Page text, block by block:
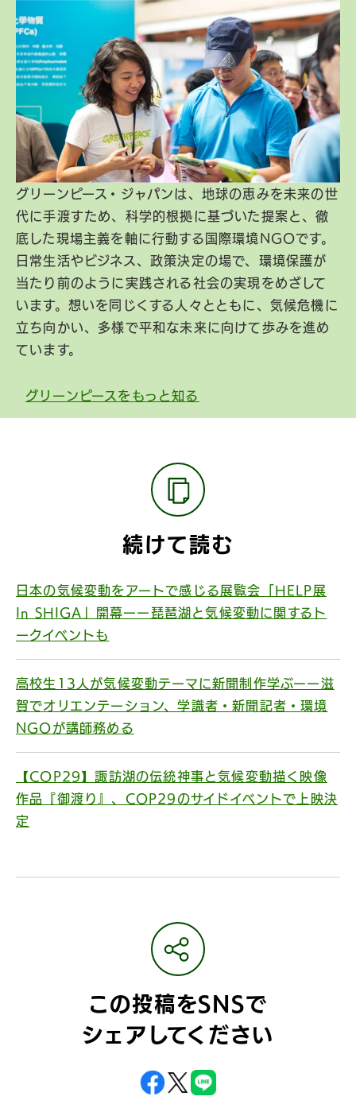
グリーンピース・ジャパンは、地球の恵みを未来の世
代に手渡すため、科学的根拠に基づいた提案と、徹
底した現場主義を軸に行動する国際環境NGOです。
日常生活やビジネス、政策決定の場で、環境保護が
当たり前のように実践される社会の実現をめざして
います。想いを同じくする人々とともに、気候危機に
立ち向かい、多様で平和な未来に向けて歩みを進め
ています。
グリーンピースをもっと知る
続けて読む
日本の気候変動をアートで感じる展覧会「HELP展
In SHIGA」開幕ーー琵琶湖と気候変動に関するト
ークイベントも
高校生13人が気候変動テーマに新聞制作学ぶーー滋
賀でオリエンテーション、学識者・新聞記者・環境
NGOが講師務める
【COP29】諏訪湖の伝統神事と気候変動描く映像
作品『御渡り』、COP29のサイドイベントで上映決
定
この投稿をSNSで
シェアしてください